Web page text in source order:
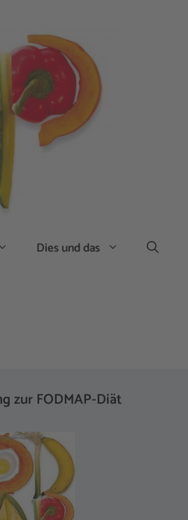
Dies und das
zur FODMAP-Diät